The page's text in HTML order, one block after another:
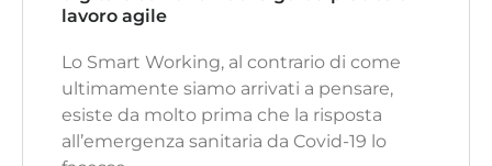
lavoro agile
Lo Smart Working, al contrario di come
ultimamente siamo arrivati a pensare,
esiste da molto prima che la risposta
all’emergenza sanitaria da Covid-19 lo